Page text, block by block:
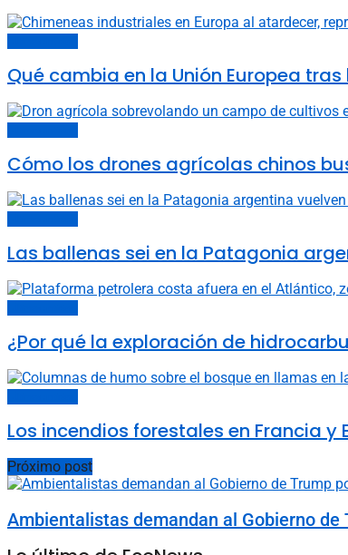
Qué cambia en la Unión Europea
Cómo los drones agrícolas chinos
Las ballenas sei en la Patagonia
¿Por qué la exploración de
Los incendios forestales en Francia
Próximo post
Ambientalistas demandan al Gobierno